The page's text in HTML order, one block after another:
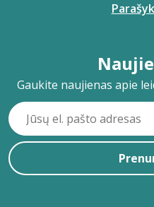
Gaukite naujienas apie